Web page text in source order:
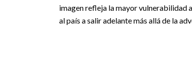
imagen refleja la mayor vulnerabilidad
al país a salir adelante más allá de la